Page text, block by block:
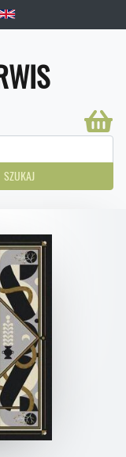
SZUKAJ